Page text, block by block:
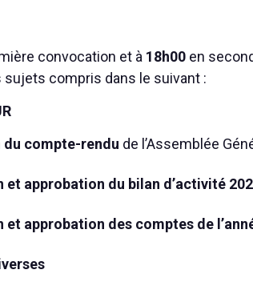
convocation et à 18h00 en
sujets compris dans le suivant :
compte-rendu de l’Assemblée
approbation du bilan d’activité
et approbation des comptes de